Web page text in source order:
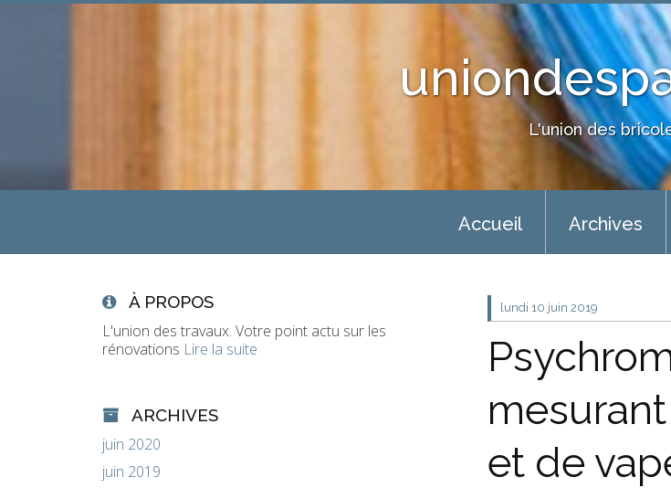
L'union des
Accueil Archives
À PROPOS
L'union des travaux. Votre point actu sur les
rénovations Lire la suite
ARCHIVES
juin 2020
juin 2019
lundi 10 juin 2019
et de